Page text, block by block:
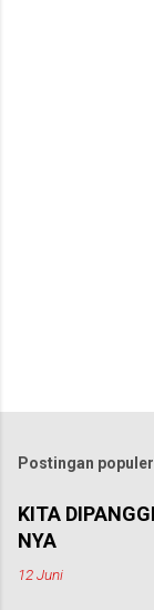
Postingan
KITA
NYA
12 Juni